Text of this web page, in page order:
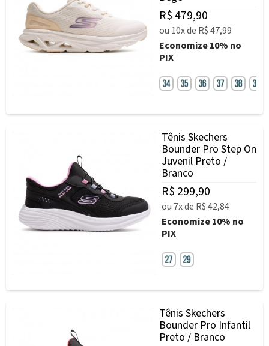
R$ 479,90
ou 10xde R$ 47,99
Economize10% no
PIX
Tênis Skechers
Bounder Pro Step On
Juvenil Preto /
Branco
R$ 299,90
ou 7xde R$ 42,84
Economize10% no
PIX
Tênis Skechers
Bounder Pro Infantil
Preto / Branco